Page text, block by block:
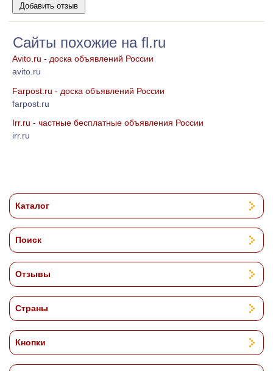
Сайты похожие на fl.ru
Avito.ru - доска объявлений России
avito.ru
Farpost.ru - доска объявлений России
farpost.ru
Irr.ru - частные бесплатные объявления России
irr.ru
Каталог
Поиск
Отзывы
Страны
Кнопки